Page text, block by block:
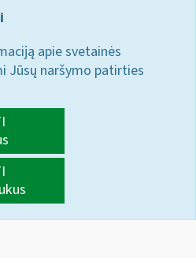
apie svetainės
Jūsų naršymo patirties